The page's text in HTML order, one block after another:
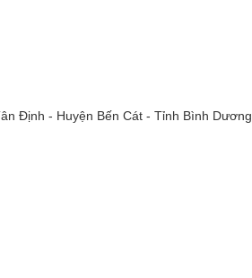
Định - Huyện Bến Cát - Tỉnh Bình Dương.